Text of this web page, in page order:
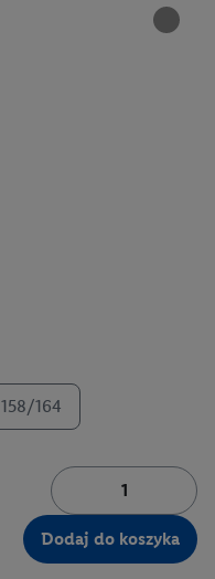
158/164
Dodaj do koszyka